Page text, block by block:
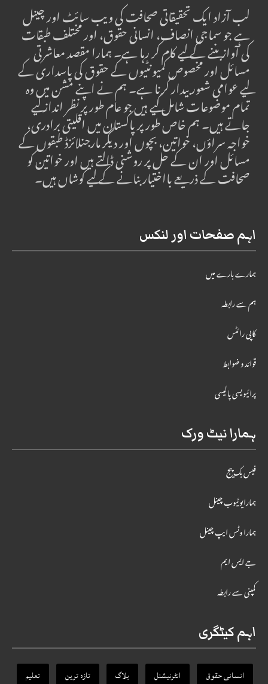
لب آزاد ایک تحقیقاتی صحافت کی ویب سائٹ اور چینل
ہے جو سماجی انصاف، انسانی حقوق، اور مختلف طبقات
کی آواز بننے کے لیے کام کر رہا ہے۔ ہمارا مقصد معاشرتی
مسائل اور مخصوص کمیونٹیوں کے حقوق کی پاسداری کے
لیے عوامی شعور بیدار کرنا ہے۔ ہم نے اپنے مشن میں وہ
تمام موضوعات شامل کیے ہیں جو عام طور پر نظر انداز کیے
جاتے ہیں۔ ہم خاص طور پر پاکستان میں اقلیتی برادری،
خواجہ سراؤں، خواتین، بچوں اور دیگر مارجنلائزڈ طبقوں کے
مسائل اور ان کے حل پر روشنی ڈالتے ہیں اور خواتین کو
صحافت کے ذریعے بااختیار بنانے کے لیے کوشاں ہیں۔
اہم صفحات اور لنکس
ہمارے بارے میں
ہم سے رابطہ
کاپی رائٹس
قوائد و ضوابط
پرائیویسی پالیسی
ہمارا نیٹ ورک
فیس بک پیج
ہمارایوٹیوب چینل
ہمارا وٹس ایپ چینل
جے ایس ایم
کمپنی سے رابطہ
اہم کیٹگری
انسانی حقوق انٹرنیشنل بلاگ تازہ ترین تعلیم